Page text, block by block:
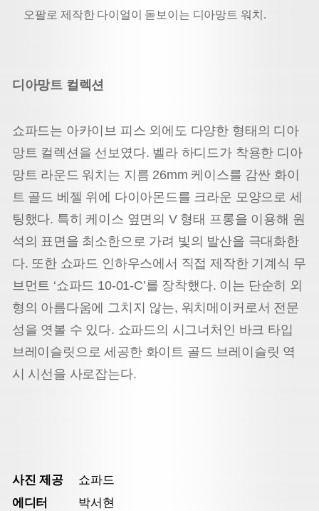
오팔로 제작한 다이얼이 돋보이는 디아망트 워치.
디아망트 컬렉션
쇼파드는 아카이브 피스 외에도 다양한 형태의 디아
망트 컬렉션을 선보였다. 벨라 하디드가 착용한 디아
망트 라운드 워치는 지름 26mm 케이스를 감싼 화이
트 골드 베젤 위에 다이아몬드를 크라운 모양으로 세
팅했다. 특히 케이스 옆면의 V 형태 프롱을 이용해 원
석의 표면을 최소한으로 가려 빛의 발산을 극대화한
다. 또한 쇼파드 인하우스에서 직접 제작한 기계식 무
브먼트 ‘쇼파드 10-01-C’를 장착했다. 이는 단순히 외
형의 아름다움에 그치지 않는, 워치메이커로서 전문
성을 엿볼 수 있다. 쇼파드의 시그너처인 바크 타입
브레이슬릿으로 세공한 화이트 골드 브레이슬릿 역
시 시선을 사로잡는다.
사진 제공
쇼파드
에디터
박서현